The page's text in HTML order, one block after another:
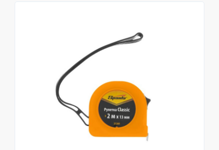
Kényelmes mérés a mérőszalag 3 független mechanizmus
mérőszalag leesésének kockázatát, az oldalsó felületen
található egy klipsz a mérőszalag derékövre rögzítéséhez.